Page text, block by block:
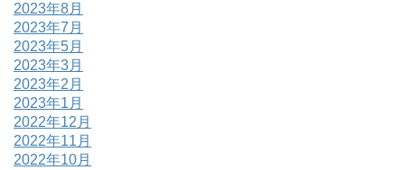
2023年8月
2023年7月
2023年5月
2023年3月
2023年2月
2023年1月
2022年12月
2022年11月
2022年10月